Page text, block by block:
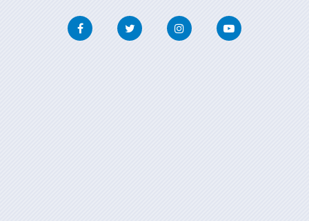
FacebookTwitter InstagramYoutube